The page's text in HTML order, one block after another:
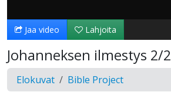
Jaa video Lahjoita
Johanneksen ilmestys 2/2
Elokuvat Bible Project